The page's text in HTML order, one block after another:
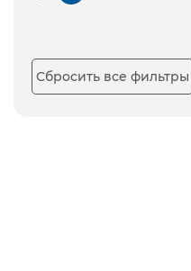
Сбросить все фильтры